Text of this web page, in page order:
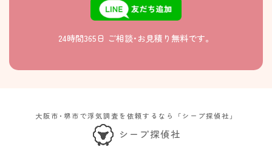
24時間365日 ご相談･お見積り無料です。
大阪市･堺市で浮気調査を依頼するなら「シープ探偵社」
シープ探偵社